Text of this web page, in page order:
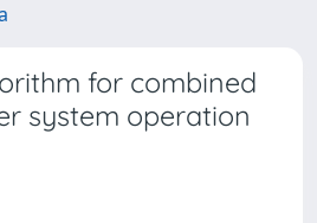
for combined
system operation